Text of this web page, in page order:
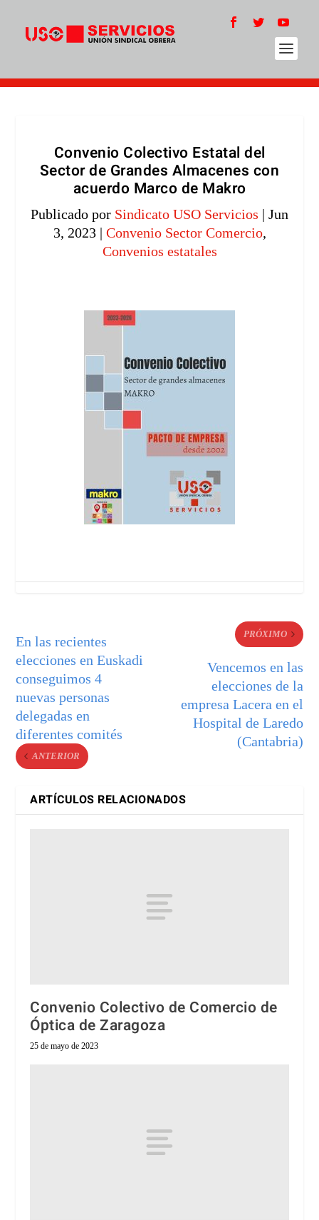
Convenio Colectivo Estatal del
Sector de Grandes Almacenes con
acuerdo Marco de Makro
Publicado por Sindicato USO Servicios | Jun
3, 2023| Convenio Sector Comercio,
Convenios estatales
En las recientes
elecciones en Euskadi
conseguimos 4
nuevas personas
delegadas en
diferentes comités
ANTERIOR
PRÓXIMO
Vencemos en las
elecciones de la
empresa Lacera en el
Hospital de Laredo
(Cantabria)
ARTÍCULOS RELACIONADOS
Convenio Colectivo de Comercio de
Óptica de Zaragoza
25 de mayo de 2023